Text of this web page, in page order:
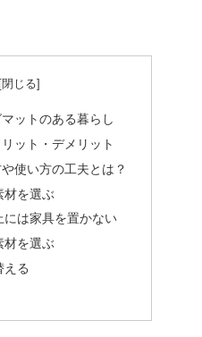
ットのある暮らし
ット・デメリット
使い方の工夫とは？
を選ぶ
は家具を置かない
を選ぶ
る